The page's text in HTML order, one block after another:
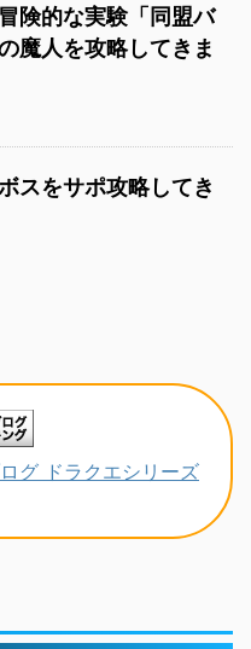
険的な実験「同盟バ
魔人を攻略してきま
スをサポ攻略してき